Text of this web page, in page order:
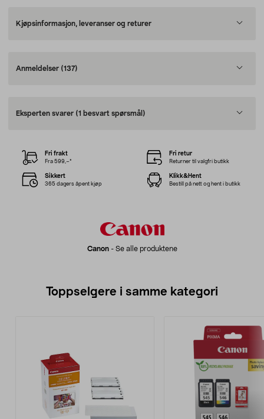
Kjøpsinformasjon, leveranser og returer
Anmeldelser (137)
Eksperten svarer (1 besvart spørsmål)
Canon- Se alle produktene
Fri frakt
Fra 599,–*
Fri retur
Returner til valgfri butikk
Sikkert
365 dagers åpent kjøp
Klikk&Hent
Bestill på nett og hent i butikk
Toppselgere i samme kategori